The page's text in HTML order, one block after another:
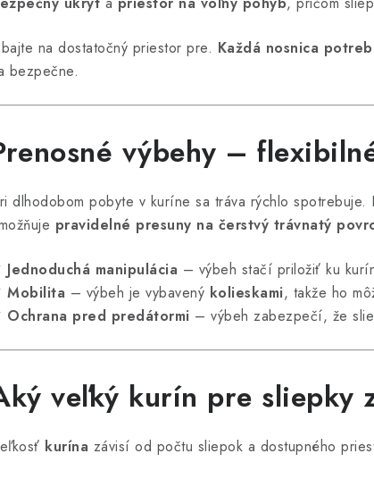
na dostatočný priestor pre. Každá nosnica
bezpečne.
výbehy –
dlhodobom pobyte v kuríne sa tráva rýchlo spotrebuje.
pravidelné presuny na čerstvý trávnatý
Jednoduchá manipulácia – výbeh stačí priložiť ku
Mobilita – výbeh je vybavený kolieskami, takže ho
Ochrana pred predátormi – výbeh zabezpečí, že
veľký kurín pre sliepky
kurína závisí od počtu sliepok a dostupného